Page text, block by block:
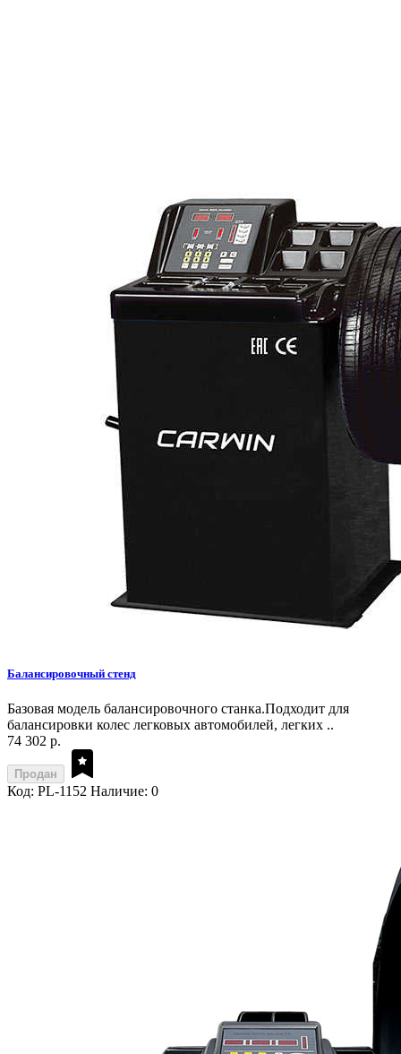
Балансировочный стенд
Базовая модель балансировочного станка.Подходит для
балансировки колес легковых автомобилей, легких ..
74 302 р.
Продан
Код: PL-1152 Наличие: 0